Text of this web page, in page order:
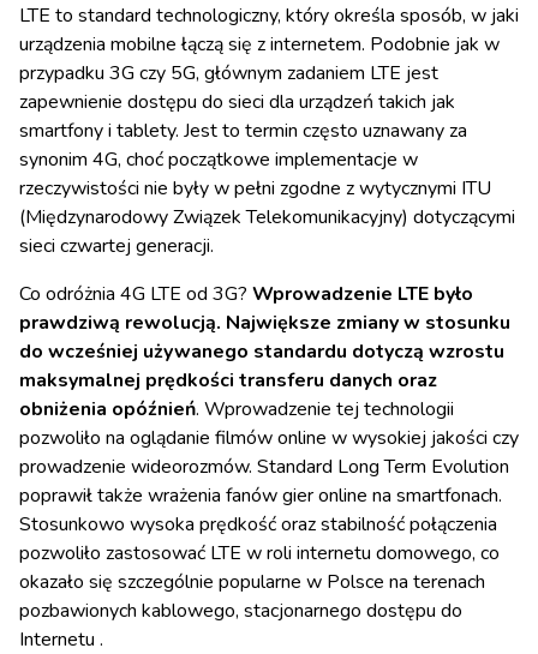
LTE to standard technologiczny, który określa sposób, w jaki
urządzenia mobilne łączą się z internetem. Podobnie jak w
przypadku 3G czy 5G, głównym zadaniem LTE jest
zapewnienie dostępu do sieci dla urządzeń takich jak
smartfony i tablety. Jest to termin często uznawany za
synonim 4G, choć początkowe implementacje w
rzeczywistości nie były w pełni zgodne z wytycznymi ITU
(Międzynarodowy Związek Telekomunikacyjny) dotyczącymi
sieci czwartej generacji.
Co odróżnia 4G LTE od 3G? Wprowadzenie LTE było
prawdziwą rewolucją. Największe zmiany w stosunku
do wcześniej używanego standardu dotyczą wzrostu
maksymalnej prędkości transferu danych oraz
obniżenia opóźnień. Wprowadzenie tej technologii
pozwoliło na oglądanie filmów online w wysokiej jakości czy
prowadzenie wideorozmów. Standard Long Term Evolution
poprawił także wrażenia fanów gier online na smartfonach.
Stosunkowo wysoka prędkość oraz stabilność połączenia
pozwoliło zastosować LTE w roli internetu domowego, co
okazało się szczególnie popularne w Polsce na terenach
pozbawionych kablowego, stacjonarnego dostępu do
Internetu .